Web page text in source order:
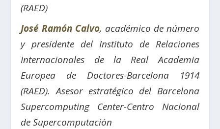
(RAED)
José Ramón Calvo, académico de número
y presidente del Instituto de Relaciones
Internacionales de la Real Academia
Europea de Doctores-Barcelona 1914
(RAED). Asesor estratégico del Barcelona
Supercomputing Center-Centro Nacional
de Supercomputación